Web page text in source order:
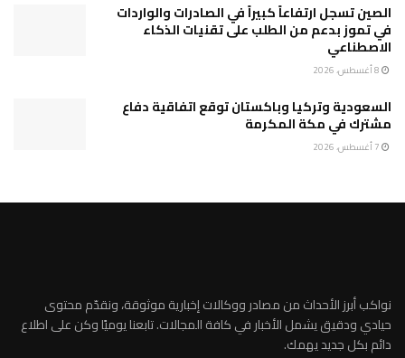
الصين تسجل ارتفاعاً كبيراً في الصادرات والواردات
في تموز بدعم من الطلب على تقنيات الذكاء
الاصطناعي
السعودية وتركيا وباكستان توقع اتفاقية دفاع
مشترك في مكة المكرمة
نواكب أبرز الأحداث من مصادر ووكالات إخبارية موثوقة، ونقدّم محتوى
حيادي ودقيق يشمل الأخبار في كافة المجالات. تابعنا يوميًا وكن على اطلاع
دائم بكل جديد يهمك.